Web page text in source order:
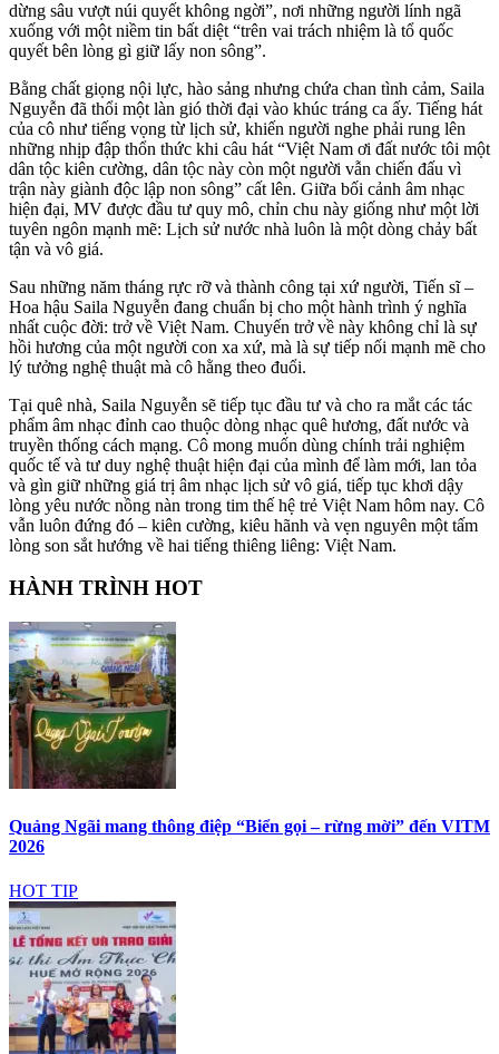
dừng sâu vượt núi quyết không ngời”, nơi những người lính ngã
xuống với một niềm tin bất diệt “trên vai trách nhiệm là tổ quốc
quyết bên lòng gì giữ lấy non sông”.
​Bằng chất giọng nội lực, hào sảng nhưng chứa chan tình cảm, Saila
Nguyễn đã thổi một làn gió thời đại vào khúc tráng ca ấy. Tiếng hát
của cô như tiếng vọng từ lịch sử, khiến người nghe phải rung lên
những nhịp đập thổn thức khi câu hát “Việt Nam ơi đất nước tôi một
dân tộc kiên cường, dân tộc này còn một người vẫn chiến đấu vì
trận này giành độc lập non sông” cất lên. Giữa bối cảnh âm nhạc
hiện đại, MV được đầu tư quy mô, chỉn chu này giống như một lời
tuyên ngôn mạnh mẽ: Lịch sử nước nhà luôn là một dòng chảy bất
tận và vô giá.
​Sau những năm tháng rực rỡ và thành công tại xứ người, Tiến sĩ –
Hoa hậu Saila Nguyễn đang chuẩn bị cho một hành trình ý nghĩa
nhất cuộc đời: trở về Việt Nam. Chuyến trở về này không chỉ là sự
hồi hương của một người con xa xứ, mà là sự tiếp nối mạnh mẽ cho
lý tưởng nghệ thuật mà cô hằng theo đuổi.
​Tại quê nhà, Saila Nguyễn sẽ tiếp tục đầu tư và cho ra mắt các tác
phẩm âm nhạc đỉnh cao thuộc dòng nhạc quê hương, đất nước và
truyền thống cách mạng. Cô mong muốn dùng chính trải nghiệm
quốc tế và tư duy nghệ thuật hiện đại của mình để làm mới, lan tỏa
và gìn giữ những giá trị âm nhạc lịch sử vô giá, tiếp tục khơi dậy
lòng yêu nước nồng nàn trong tim thế hệ trẻ Việt Nam hôm nay. Cô
vẫn luôn đứng đó – kiên cường, kiêu hãnh và vẹn nguyên một tấm
lòng son sắt hướng về hai tiếng thiêng liêng: Việt Nam.
HÀNH TRÌNH HOT
Quảng Ngãi mang thông điệp “Biển gọi – rừng mời” đến VITM
2026
HOT TIP